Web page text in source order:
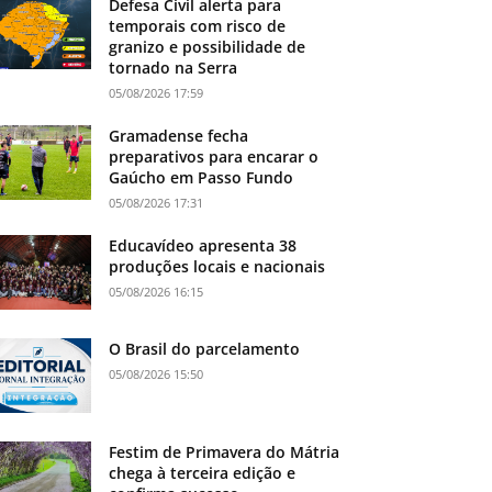
Defesa Civil alerta para
temporais com risco de
granizo e possibilidade de
tornado na Serra
05/08/2026 17:59
Gramadense fecha
preparativos para encarar o
Gaúcho em Passo Fundo
05/08/2026 17:31
Educavídeo apresenta 38
produções locais e nacionais
05/08/2026 16:15
O Brasil do parcelamento
05/08/2026 15:50
Festim de Primavera do Mátria
chega à terceira edição e